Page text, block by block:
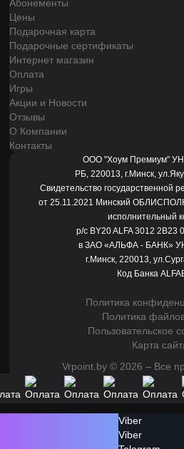
ООО "Хоум Премиум"
РБ, 220013, г.Минск,
Свидетельство государственной
от 25.11.2021 Минский
исполнительный
р/с BY20 ALFA 3012 2B23
в ЗАО «АЛЬФА - БАНК»
г.Минск, 220013,
Код Банка
Политика
Политика
Пользовательское
Карта
Vrpoint.by © 2026 – Все
Абонементы
Цены
Подарочная карта
Подарочные сертификаты
Интернет магазин
Оплата
Игры
Акции и Новости
Отзывы
О Компании
Контакты
Viber
Viber